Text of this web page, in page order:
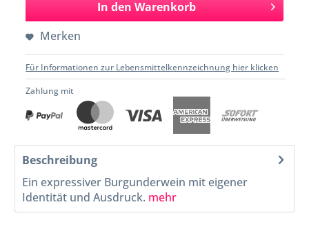
In den Warenkorb
Merken
Für Informationen zur Lebensmittelkennzeichnung hier klicken
Zahlung mit
Beschreibung
Ein expressiver Burgunderwein mit eigener
Identität und Ausdruck. mehr